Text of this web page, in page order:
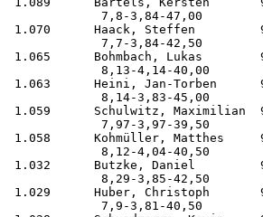
             7,8-3,84-47,00
1.070      Haack, Steffen
             7,7-3,84-42,50
1.065      Bohmbach, Lukas
             8,13-4,14-40,00
1.063      Heini, Jan-Torben
             8,14-3,83-45,00
1.059      Schulwitz,
             7,97-3,97-39,50
1.058      Kohmüller, Matthes
             8,12-4,04-40,50
1.032      Butzke, Daniel
             8,29-3,85-42,50
1.029      Huber, Christoph
             7,9-3,81-40,50